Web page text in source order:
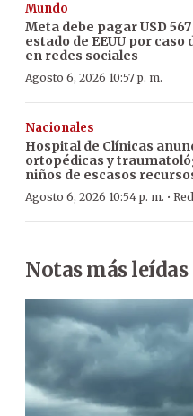
Mundo
Meta debe pagar USD
estado de EEUU por caso
en redes sociales
Agosto 6, 2026 10:57 p. m.
Nacionales
Hospital de Clínicas
ortopédicas y
niños de escasos
Agosto 6, 2026 10:54 p. m. ·
Notas más leídas